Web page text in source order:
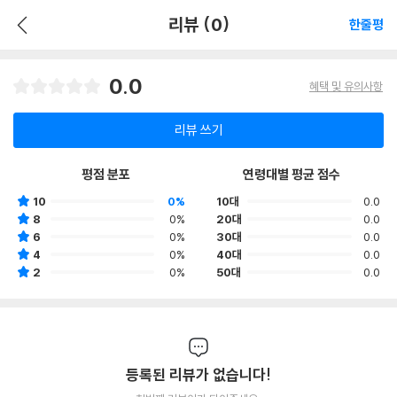
리뷰 (0) 한줄평
0.0 혜택 및 유의사항
리뷰 쓰기
평점 분포
10
0%
8
0%
6
0%
4
0%
2
0%
연령대별 평균 점수
10대
0.0
20대
0.0
30대
0.0
40대
0.0
50대
0.0
등록된 리뷰가 없습니다!